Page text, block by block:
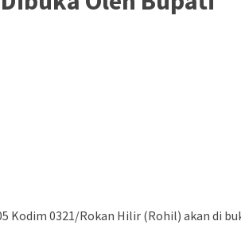
Kodim 0321/Rokan Hilir (Rohil) akan di